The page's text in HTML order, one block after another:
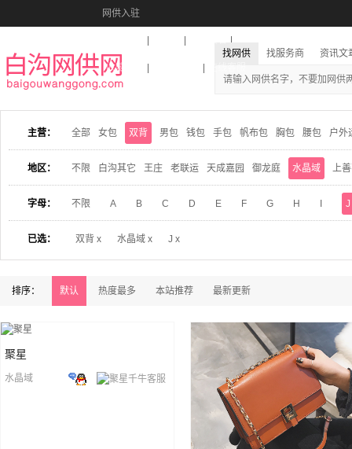
网供入驻
收藏本站
找网供 找服务商 资讯文
主营： 全部 女包 双背 男包 钱包 手包 帆布包 胸包 腰包 户外
地区： 不限 白沟其它 王庄 老联运 天成嘉园 御龙庭 水晶域 上
字母： 不限 A B C D E F G H J
已选： 双背 x 水晶域 x J x
排序： 默认 热度最多 本站推荐 最新更新
聚星
水晶域